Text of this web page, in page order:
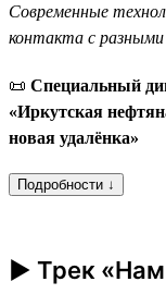
Современные
контакта с
📜 Специальный
«Иркутская
новая удалёнка»
Подробности ↓
► Трек «Нам